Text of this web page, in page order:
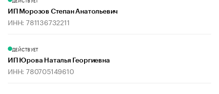
ИП Морозов Степан Анатольевич
ИНН: 781136732211
ДЕЙСТВУЕТ
ИП Юрова Наталья Георгиевна
ИНН: 780705149610